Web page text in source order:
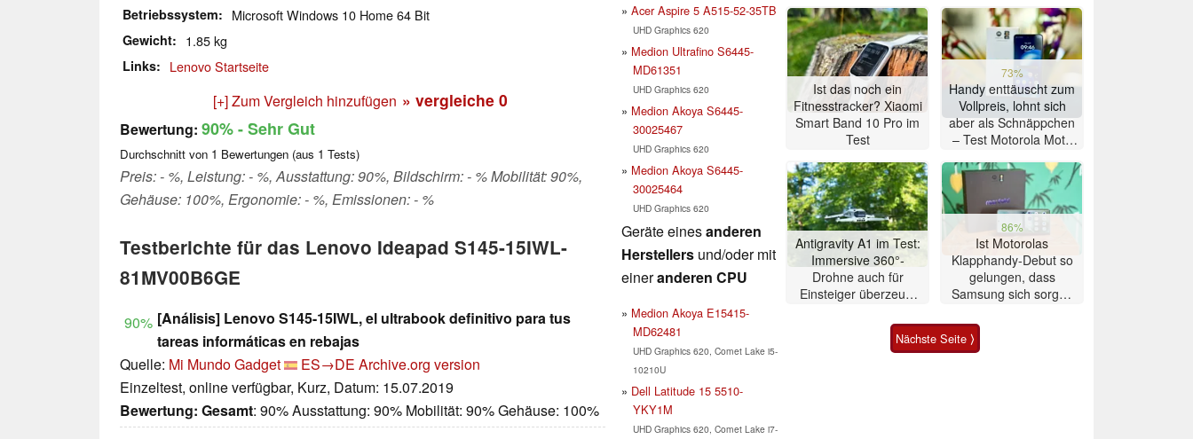
Betriebssystem Microsoft Windows 10 Home 64 Bit
Gewicht 1.85 kg
Links Lenovo Startseite
[+] Zum Vergleich hinzufügen » vergleiche 0
Bewertung: 90%- Sehr Gut
Durchschnitt von 1 Bewertungen (aus 1 Tests)
Preis: - %, Leistung: - %, Ausstattung: 90%, Bildschirm: - % Mobilität: 90%,
Gehäuse: 100%, Ergonomie: - %, Emissionen: - %
Testberichte für das Lenovo Ideapad S145-15IWL-
81MV00B6GE
90% [Análisis] Lenovo S145-15IWL, el ultrabook definitivo para tus
tareas informáticas en rebajas
Quelle: Mi Mundo Gadget ES→DE Archive.org version
Einzeltest, online verfügbar, Kurz, Datum: 15.07.2019
Bewertung: Gesamt: 90% Ausstattung: 90% Mobilität: 90% Gehäuse: 100%
Acer Aspire 5 A515-52-35TB
UHD Graphics 620
Medion Ultrafino S6445-
MD61351
UHD Graphics 620
Medion Akoya S6445-
30025467
UHD Graphics 620
Medion Akoya S6445-
30025464
UHD Graphics 620
Geräte einesanderen
Herstellers und/oder mit
eineranderen CPU
Medion Akoya E15415-
MD62481
UHD Graphics 620, Comet Lake i5-
10210U
Dell Latitude 15 5510-
YKY1M
UHD Graphics 620, Comet Lake i7-
Ist das noch ein
Fitnesstracker? Xiaomi
Smart Band 10 Pro im
Test
73%
Handy enttäuscht zum
Vollpreis, lohnt sich
aber als Schnäppchen
– Test Motorola Moto
Antigravity A1 im Test:
Immersive 360°-
Drohne auch für
Einsteiger überzeugt
86%
Ist Motorolas
Klapphandy-Debut so
gelungen, dass
Samsung sich sorgen
Smartphone im Test
Nächste Seite ⟩